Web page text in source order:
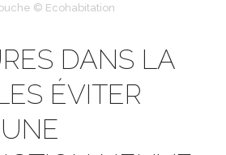
© Ecohabitation
DANS LA
ÉVITER